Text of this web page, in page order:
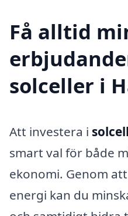
Få alltid
solceller i
Att investera i
smart val för både
ekonomi. Genom
energi kan du